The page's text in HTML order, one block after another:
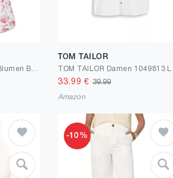
TOM TAILOR
33.99 € 39.99
Amazon
-10%